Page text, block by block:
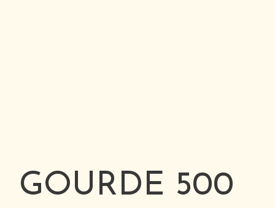
GOURDE 500